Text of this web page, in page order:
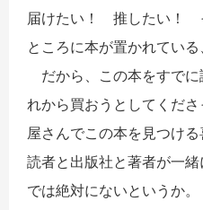
届けたい！ 推したい！
ところに本が置かれている
だから、この本をすでに
れから買おうとしてくだ
屋さんでこの本を見つけ
読者と出版社と著者が一
では絶対にないというか。